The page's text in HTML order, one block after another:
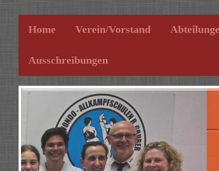
Home Verein/Vorstand
Ausschreibungen